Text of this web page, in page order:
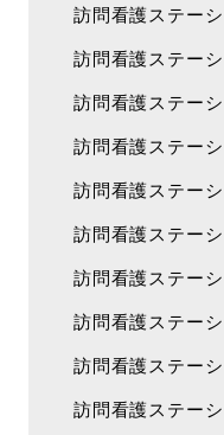
訪問看護ステー
訪問看護ステーシ
訪問看護ステー
訪問看護ステーシ
訪問看護ステー
訪問看護ステー
訪問看護ステー
訪問看護ステー
訪問看護ステー
訪問看護ステー